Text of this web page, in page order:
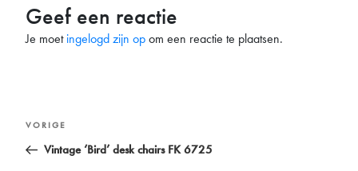
Geef een reactie
Je moetingelogd zijn opom een reactie te plaatsen.
Bericht
navigatie
Vorig
bericht
VORIGE
Vintage ‘Bird’ desk chairs FK 6725